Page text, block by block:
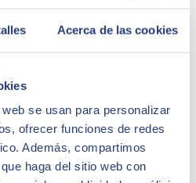
Acerca de las cookies
se usan para personalizar
ofrecer funciones de redes
Además, compartimos
haga del sitio web con
à long terme avec SAP Business